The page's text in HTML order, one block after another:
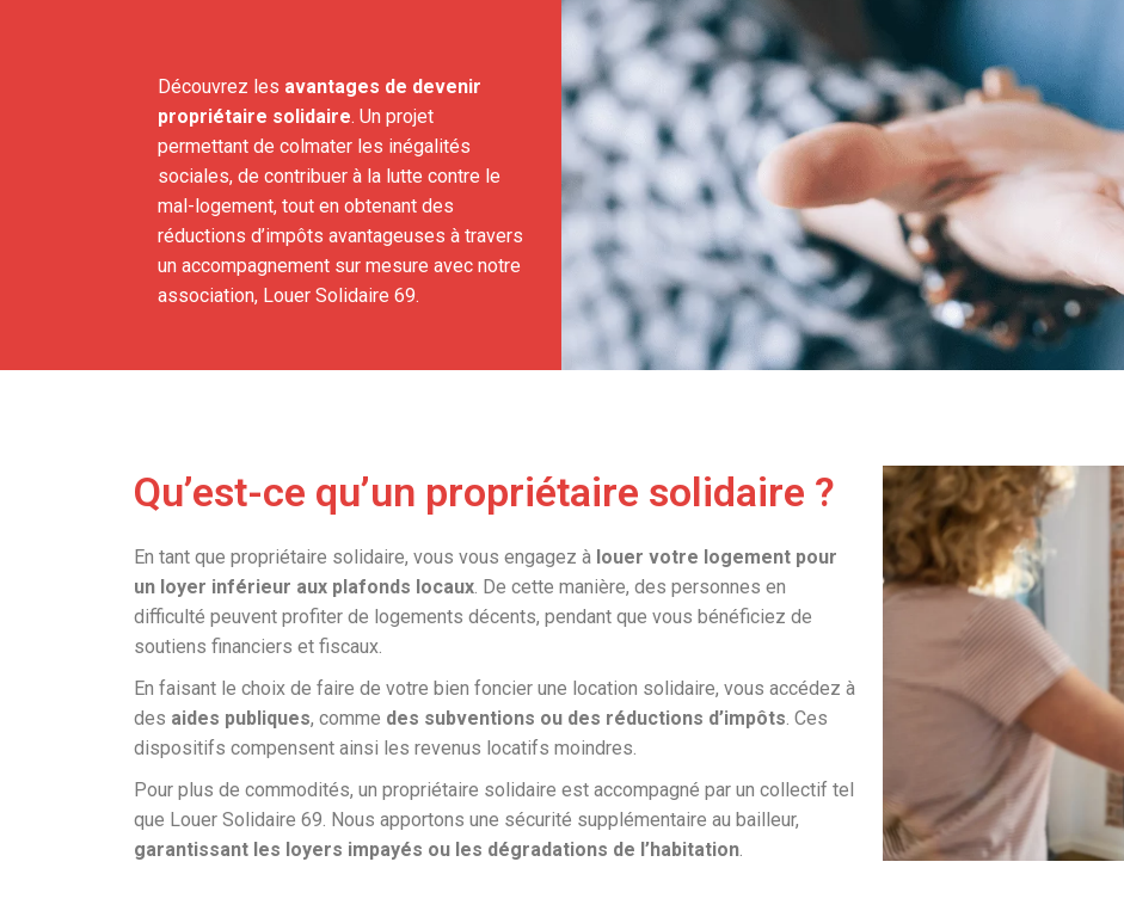
Découvrez les avantages de devenir
propriétaire solidaire. Un projet
permettant de colmater les inégalités
sociales, de contribuer à la lutte contre le
mal-logement, tout en obtenant des
réductions d’impôts avantageuses à travers
un accompagnement sur mesure avec notre
association, Louer Solidaire 69.
Qu’est-ce qu’un propriétaire solidaire ?
En tant que propriétaire solidaire, vous vous engagez à louer votre logement pour
un loyer inférieur aux plafonds locaux. De cette manière, des personnes en
difficulté peuvent profiter de logements décents, pendant que vous bénéficiez de
soutiens financiers et fiscaux.
En faisant le choix de faire de votre bien foncier une location solidaire, vous accédez à
des aides publiques, comme des subventions ou des réductions d’impôts. Ces
dispositifs compensent ainsi les revenus locatifs moindres.
Pour plus de commodités, un propriétaire solidaire est accompagné par un collectif tel
que Louer Solidaire 69. Nous apportons une sécurité supplémentaire au bailleur,
garantissant les loyers impayés ou les dégradations de l’habitation.